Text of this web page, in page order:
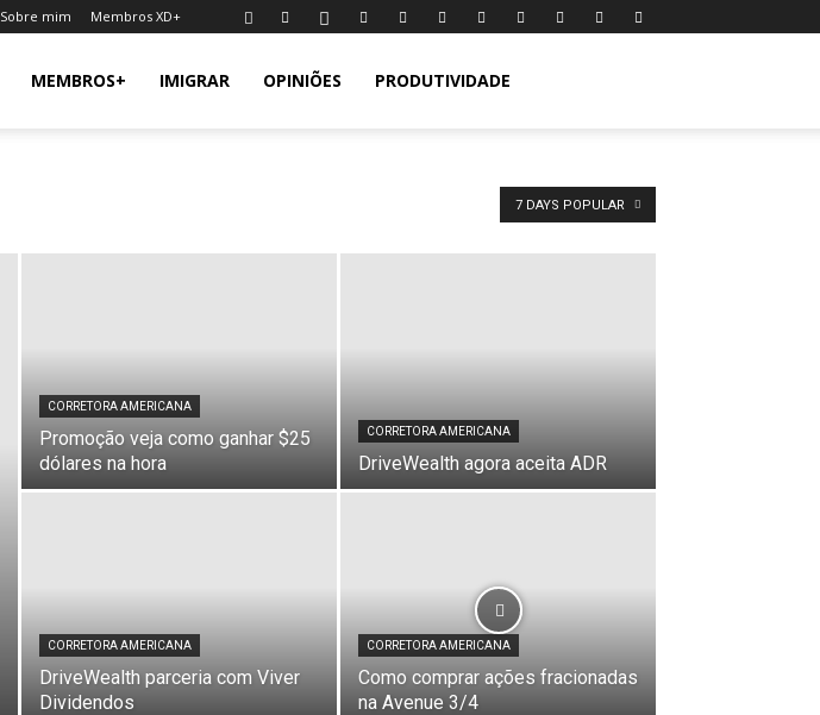
Sobre mim Membros XD+
MEMBROS+ IMIGRAR OPINIÕES PRODUTIVIDADE
7 DAYS POPULAR
CORRETORA AMERICANA
Promoção veja como ganhar $25
dólares na hora
CORRETORA AMERICANA
DriveWealth agora aceita ADR
CORRETORA AMERICANA
DriveWealth parceria com Viver
Dividendos
CORRETORA AMERICANA
Como comprar ações fracionadas
na Avenue 3/4